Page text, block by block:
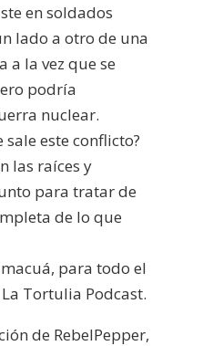
en soldados
lado a otro de una
a la vez que se
podría
nuclear.
sale este conflicto?
las raíces y
para tratar de
de lo que
para todo el
Tortulia Podcast.
de RebelPepper,